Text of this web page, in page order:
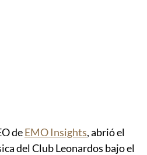
de EMO Insights, abrió el
del Club Leonardos bajo el